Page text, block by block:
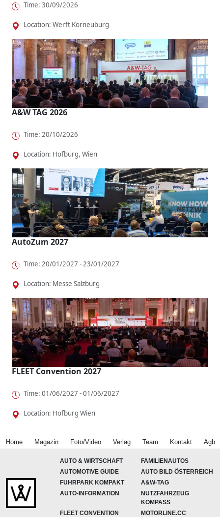
Time: 30/09/2026
Location: Werft Korneuburg
A&W TAG 2026
Time: 20/10/2026
Location: Hofburg, Wien
AutoZum 2027
Time: 20/01/2027 - 23/01/2027
Location: Messe Salzburg
FLEET Convention 2027
Time: 01/06/2027 - 01/06/2027
Location: Hofburg Wien
Home Magazin Foto/Video Verlag Team Kontakt Agb
AUTO & WIRTSCHAFT
FAMILIENAUTOS
AUTOMOTIVE GUIDE
AUTO BILD ÖSTERREICH
FUHRPARK KOMPAKT
A&W-TAG
AUTO-INFORMATION
NUTZFAHRZEUG
KOMPASS
FLEET CONVENTION
MOTORLINE.CC